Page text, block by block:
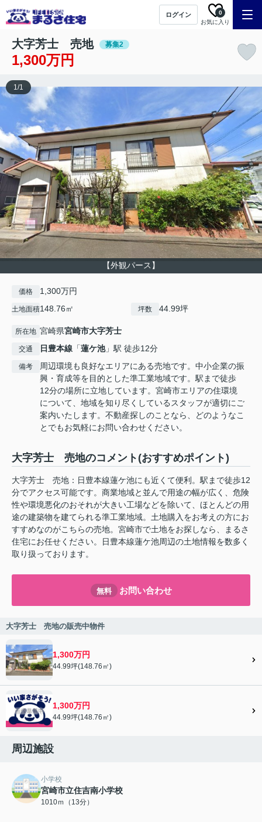
ログイン
お気に入り
0
大字芳士 売地 募集2
1,300万円
【外観パース】
1/1
価格 1,300万円
土地面積148.76㎡ 坪数 44.99坪
所在地 宮崎県宮崎市大字芳士
交通 日豊本線 「蓮ケ池」駅 徒歩12分
備考
周辺環境も良好なエリアにある売地です。中小企業の振
興・育成等を目的とした準工業地域です。駅まで徒歩
12分の場所に立地しています。宮崎市エリアの住環境
について、地域を知り尽くしているスタッフが適切にご
案内いたします。不動産探しのことなら、どのようなこ
とでもお気軽にお問い合わせください。
大字芳士 売地のコメント(おすすめポイント)
大字芳士 売地：日豊本線蓮ケ池にも近くて便利。駅まで徒歩12
分でアクセス可能です。商業地域と並んで用途の幅が広く、危険
性や環境悪化のおそれが大きい工場などを除いて、ほとんどの用
途の建築物を建てられる準工業地域。土地購入をお考えの方にお
すすめなのがこちらの売地。宮崎市で土地をお探しなら、まるさ
住宅にお任せください。日豊本線蓮ケ池周辺の土地情報を数多く
取り扱っております。
無料 お問い合わせ
大字芳士 売地の販売中物件
1,300万円
44.99坪(148.76㎡)
1,300万円
44.99坪(148.76㎡)
周辺施設
小学校
宮崎市立住吉南小学校
1010ｍ（13分）